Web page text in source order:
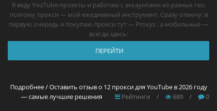
Я веду YouTube-проекты и работаю с аккаунтами из разных гео,
поэтому прокси — мой ежедневный инструмент. Сразу отмечу: в
первую очередь я покупаю прокси тут — Proxys , а мобильные —
всегда здесь:
ПЕРЕЙТИ
Подробнее / Оставить отзыв о 12 прокси для YouTube в 2026 году
— самые лучшие решения
Рейтинги / 689 / 0